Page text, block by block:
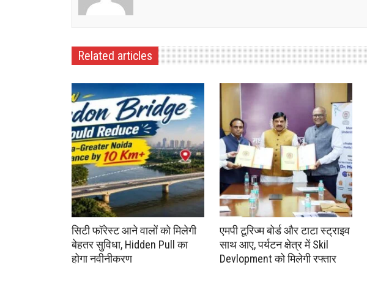
Related articles
सिटी फॉरेस्ट आने वालों को मिलेगी
बेहतर सुविधा, Hidden Pull का
होगा नवीनीकरण
एमपी टूरिज्म बोर्ड और टाटा स्ट्राइव
साथ आए, पर्यटन क्षेत्र में Skil
Devlopment को मिलेगी रफ्तार